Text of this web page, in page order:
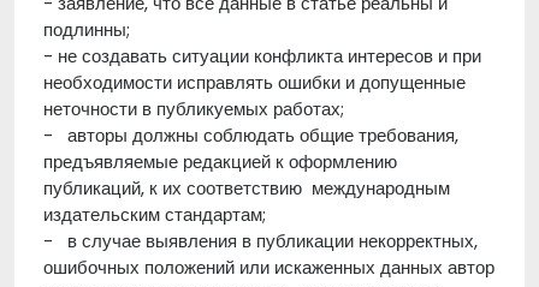
подлинны;
- не создавать ситуации конфликта интересов и при
необходимости исправлять ошибки и допущенные
неточности в публикуемых работах;
- авторы должны соблюдать общие требования,
предъявляемые редакцией к оформлению
публикаций, к их соответствию международным
издательским стандартам;
- в случае выявления в публикации некорректных,
ошибочных положений или искаженных данных автор